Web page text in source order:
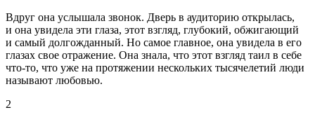
Вдруг она услышала звонок. Дверь в аудиторию открылась,
и она увидела эти глаза, этот взгляд, глубокий, обжигающий
и самый долгожданный. Но самое главное, она увидела в его
глазах свое отражение. Она знала, что этот взгляд таил в себе
что-то, что уже на протяжении нескольких тысячелетий люди
называют любовью.
2